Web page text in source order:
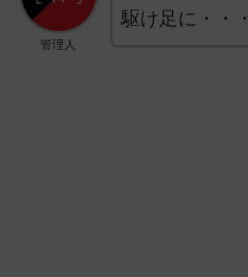
管理人
駆け足に・・・